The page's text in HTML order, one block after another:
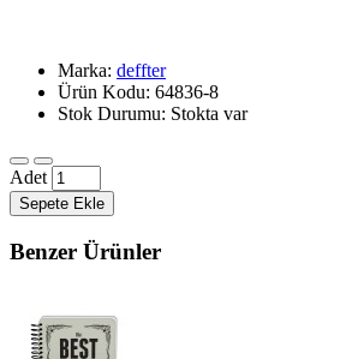
Marka: deffter
Ürün Kodu: 64836-8
Stok Durumu: Stokta var
Adet
Sepete Ekle
Benzer Ürünler